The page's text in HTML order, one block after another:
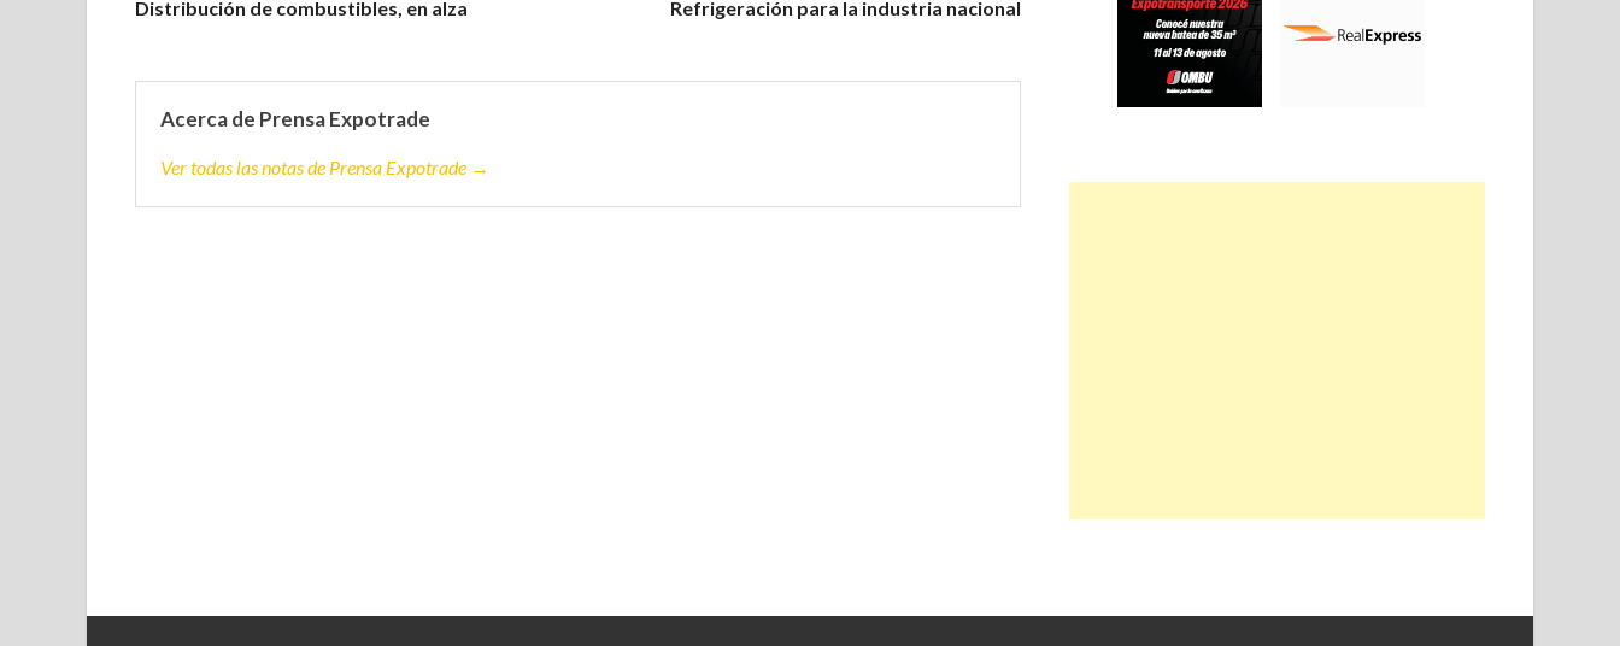
Distribución de combustibles, en alza Refrigeración para la industria nacional
Acerca de Prensa Expotrade
Ver todas las notas de Prensa Expotrade →